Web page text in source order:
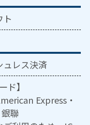
ト
ュレス決済
ド】
Express・
聯